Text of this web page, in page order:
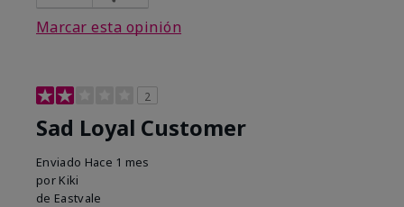
Marcar esta opinión
2
Sad Loyal Customer
Enviado Hace 1 mes
por Kiki
de Eastvale